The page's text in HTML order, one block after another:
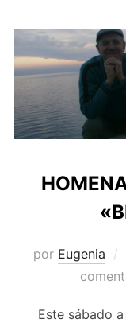
por Eugenia
Este sábado